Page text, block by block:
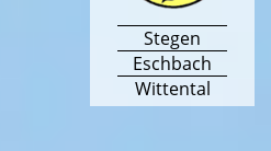
Stegen
Eschbach
Wittental